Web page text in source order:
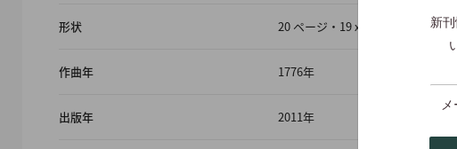
新
形状 20 ページ・19 x 27 cm・71 g・ソ
作曲年 1776年
出版年 2011年